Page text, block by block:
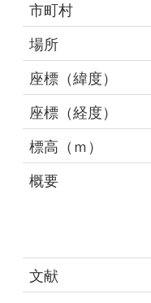
市町村
場所
座標（緯度）
座標（経度）
標高（ｍ）
概要
文献